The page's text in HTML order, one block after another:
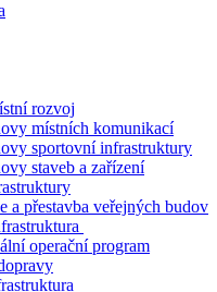
rozvoj
místních komunikací
sportovní infrastruktury
staveb a zařízení
a přestavba veřejných budov
operační program